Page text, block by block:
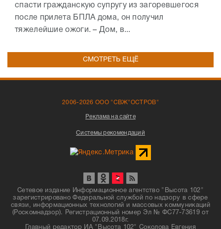
спасти гражданскую супругу из загоревшегося
после прилета БПЛА дома, он получил
тяжелейшие ожоги. – Дом, в...
СМОТРЕТЬ ЕЩЁ
2006-2026 ООО "СВЖ"ОСТРОВ"
Реклама на сайте
Системы рекомендаций
Сетевое издание Информационное агентство "Высота 102"
зарегистрировано Федеральной службой по надзору в сфере
связи, информационных технологий и массовых коммуникаций
(Роскомнадзор). Регистрационный номер Эл № ФС77-73619 от
07.09.2018г.
Главный редактор ИА "Высота 102" Соколова Евгения